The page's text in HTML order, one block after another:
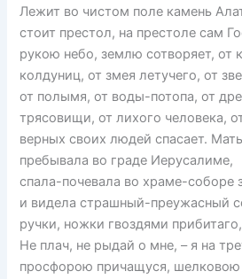
Лежит во чистом поле камень
стоит престол, на престоле сам
рукою небо, землю сотворяет, от
колдуниц, от змея летучего, от
от полымя, от воды-потопа, от
трясовищи, от лихого человека,
верных своих людей спасает.
пребывала во граде Иерусалиме,
спала-почевала во храме-соборе
и видела страшный-преужасный
ручки, ножки гвоздями
Не плач, не рыдай о мне, – я на
просфорою причащуся,